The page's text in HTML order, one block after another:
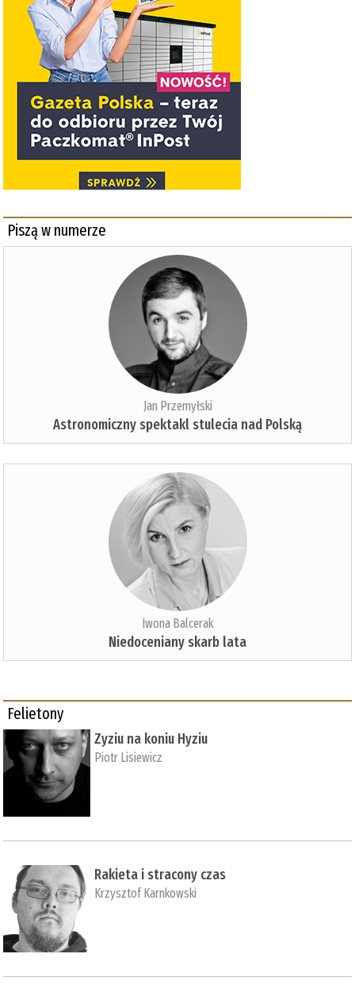
Piszą w numerze
Jan Przemyłski
Astronomiczny spektakl stulecia nad Polską
Iwona Balcerak
Niedoceniany skarb lata
Felietony
Zyziu na koniu Hyziu
Piotr Lisiewicz
Rakieta i stracony czas
Krzysztof Karnkowski